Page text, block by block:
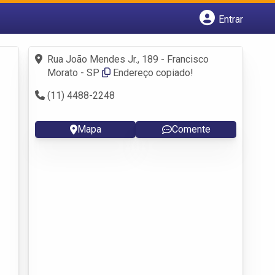
Entrar
Fazer login
Criar conta
Rua João Mendes Jr., 189 - Francisco
Morato - SP
Endereço copiado!
(11) 4488-2248
Mapa Comente